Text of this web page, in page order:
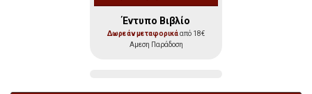
Έντυπο Βιβλίο
Δωρεάν μεταφορικάαπό 18€
Αμεση Παράδοση